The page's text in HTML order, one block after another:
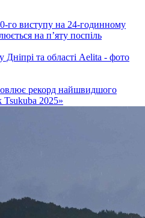
го виступу на 24-годинному
на п’яту поспіль
рекорд найшвидшого
Tsukuba 2025»